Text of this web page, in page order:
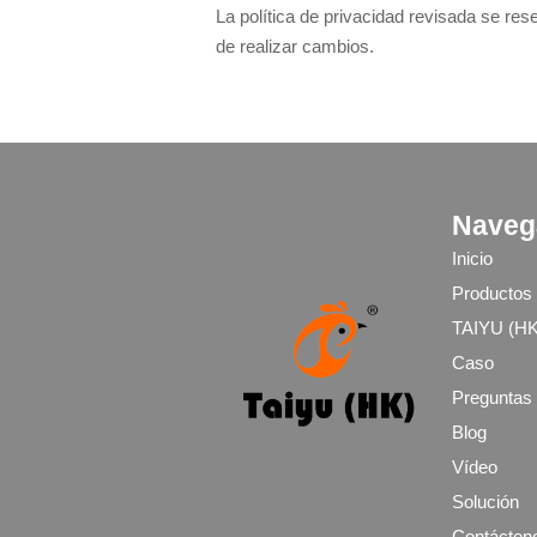
La política de privacidad revisada se
de realizar cambios.
Inicio
Productos
TAIYU
Caso
Blog
Vídeo
Solución